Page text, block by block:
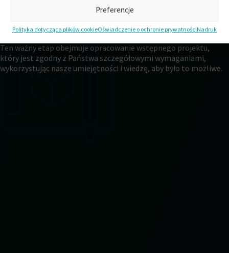
Preferencje
Polityka dotycząca plików cookieOświadczenie o ochronie prywatnościNadruk
FAZA PROJEKTU KONCEPCYJNEGO
Ten ważny etap obejmuje opracowanie wstępnego projektu,
który jest zgodny z Państwa szczegółowymi wymaganiami,
wykorzystując nasze umiejętności i wiedzę, aby było to możliwe.